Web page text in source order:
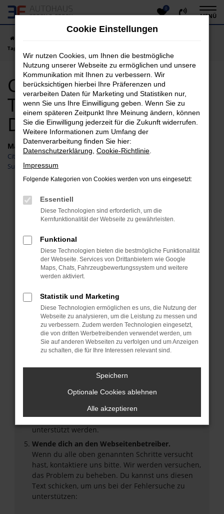
Zum
Hauptinhalt
0
MENÜ
Tageszulassung Dillenburg
Citroen C3
Tageszulassung
Dillenburg
Marken
Citroen
Suzuki
Fehler: Network Error
Beim Laden ist ein Fehler aufgetreten.
Hier sind ein paar Tipps, die dir helfen können:
Überprüfe deine Firewall und deine
Internetverbindung.
Laden andere Webseiten, zum Beispiel deine
Suchmaschine?
Manche Erweiterungen, wie Werbeblocker, können
das Laden bestimmter Seiten verhindern.
Funktioniert die Seite in einem anderen Browser
oder in einem privaten Fenster?
Starte dein Gerät neu.
Das kann manchmal helfen, vorübergehende
Stelle sicher, dass dein Browser und dein
Betriebssystem auf dem neuesten Stand sind.
Veraltete Software birgt nicht nur ein
Sicherheitsrisiko, sondern kann auch dazu führen,
dass bestimmte Funktionen nicht mehr
unterstützt werden.
Wende dich an den Webseitenbetreiber.
Wenn du alle oben genannten Schritte versucht
hast, kontaktiere uns bitte. Wir werden versuchen,
das Problem zu beheben. Du kannst uns diesen
Text schicken, um uns bei der Fehlersuche zu
unterstützen:
Cookie Einstellungen
Wir nutzen Cookies, um Ihnen die bestmögliche
Nutzung unserer Webseite zu ermöglichen und unsere
Kommunikation mit Ihnen zu verbessern. Wir
berücksichtigen hierbei Ihre Präferenzen und
verarbeiten Daten für Marketing und Statistiken nur,
wenn Sie uns Ihre Einwilligung geben. Wenn Sie zu
einem späteren Zeitpunkt Ihre Meinung ändern, können
Sie die Einwilligung jederzeit für die Zukunft widerrufen.
Weitere Informationen zum Umfang der
Datenverarbeitung finden Sie hier:
Datenschutzerklärung Cookie-Richtlinie
Impressum
Folgende Kategorien von Cookies werden von uns eingesetzt:
Essentiell
Diese Technologien sind erforderlich, um die
Kernfunktionalität der Webseite zu gewährleisten.
Funktional
Diese Technologien bieten die bestmögliche Funktionalität
der Webseite. Services von Drittanbietern wie Google
Maps, Chats, Fahrzeugbewertungssystem und weitere
werden aktiviert.
Statistik und Marketing
Diese Technologien ermöglichen es uns, die Nutzung der
Webseite zu analysieren, um die Leistung zu messen und
zu verbessern. Zudem werden Technologien eingesetzt,
die von dritten Werbetreibenden verwendet werden, um
Sie auf anderen Webseiten zu verfolgen und um Anzeigen
zu schalten, die für Ihre Interessen relevant sind.
Speichern
Optionale Cookies ablehnen
Alle akzeptieren